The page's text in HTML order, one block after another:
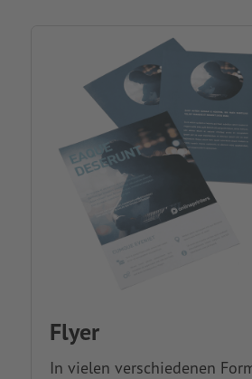
Flyer
In vielen verschiedenen